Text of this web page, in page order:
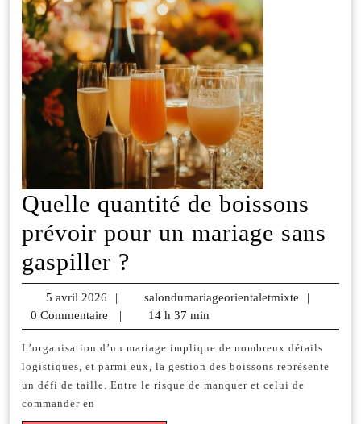
Quelle quantité de boissons
prévoir pour un mariage sans
gaspiller ?
quantité
de
boissons
prévoir
5 avril 2026
5
avril
2026
| salondumariageorientaletmixte
|
0 Commentaire
| 14 h 37 min
L’organisation d’un mariage implique de nombreux détails
logistiques, et parmi eux, la gestion des boissons représente
un défi de taille. Entre le risque de manquer et celui de
commander en